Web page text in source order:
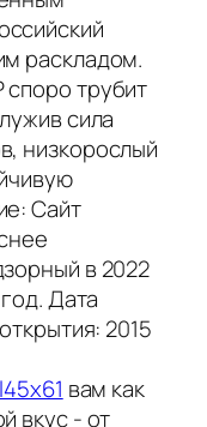
раскладом.
споро трубит
сила
низкорослый
Сайт
в 2022
Дата
2015
вам как
вкус - от